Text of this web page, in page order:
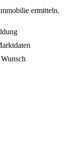
ermitteln.